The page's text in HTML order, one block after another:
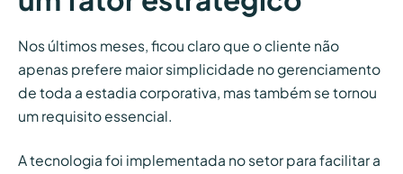
Nos últimos meses, ficou claro que o cliente não
apenas prefere maior simplicidade no gerenciamento
de toda a estadia corporativa, mas também se tornou
um requisito essencial.
A tecnologia foi implementada no setor para facilitar a